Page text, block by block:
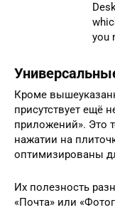
you
Кроме
присутствует ещё
приложений». Это
нажатии на
оптимизированы
Их полезность
«Почта» или